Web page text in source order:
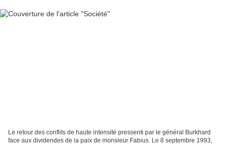
Le retour des conflits de haute intensité pressenti par le général Burkhard
face aux dividendes de la paix de monsieur Fabius. Le 8 septembre 1993,